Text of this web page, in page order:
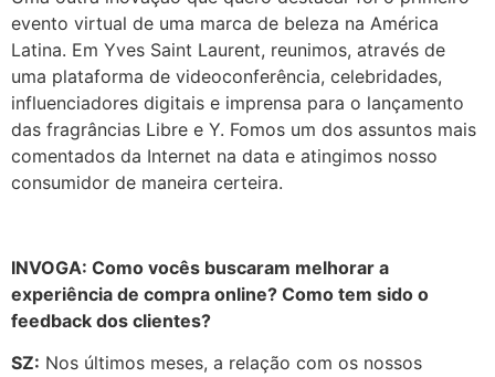
evento virtual de uma marca de beleza na América
Latina. Em Yves Saint Laurent, reunimos, através de
uma plataforma de videoconferência, celebridades,
influenciadores digitais e imprensa para o lançamento
das fragrâncias Libre e Y. Fomos um dos assuntos mais
comentados da Internet na data e atingimos nosso
consumidor de maneira certeira.
INVOGA: Como vocês buscaram melhorar a
experiência de compra online? Como tem sido o
feedback dos clientes?
SZ: Nos últimos meses, a relação com os nossos